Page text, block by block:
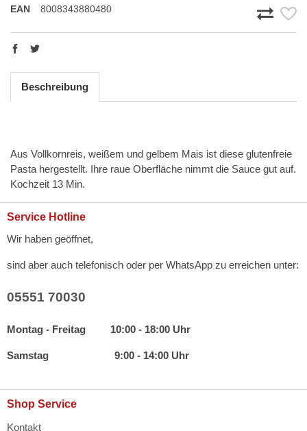
EAN 8008343880480
Beschreibung
Aus Vollkornreis, weißem und gelbem Mais ist diese glutenfreie
Pasta hergestellt. Ihre raue Oberfläche nimmt die Sauce gut auf.
Kochzeit 13 Min.
Service Hotline
Wir haben geöffnet,
sind aber auch telefonisch oder per WhatsApp zu erreichen unter:
05551 70030
Montag - Freitag 10:00 - 18:00 Uhr
Samstag 9:00 - 14:00 Uhr
Shop Service
Kontakt